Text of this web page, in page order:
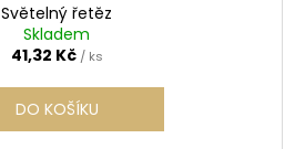
Světelný řetěz
Skladem
41,32 Kč / ks
DO KOŠÍKU